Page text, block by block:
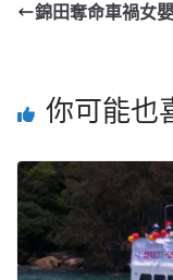
錦田奪命車禍女
你可能也